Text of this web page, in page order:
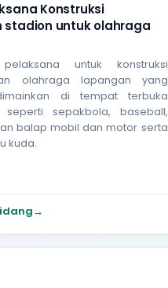
Konstruksi
stadion untuk olahraga
untuk konstruksi
olahraga lapangan yang
di tempat terbuka
sepakbola, baseball,
balap mobil dan motor serta
kuda.
→